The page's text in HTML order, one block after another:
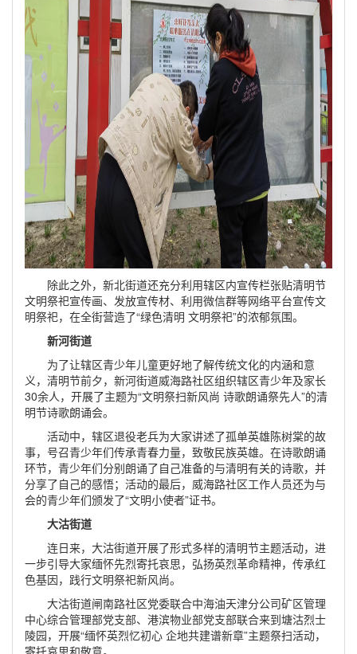
除此之外，新北街道还充分利用辖区内宣传栏张贴清明节
文明祭祀宣传画、发放宣传材、利用微信群等网络平台宣传文
明祭祀，在全街营造了“绿色清明 文明祭祀”的浓郁氛围。
新河街道
为了让辖区青少年儿童更好地了解传统文化的内涵和意
义，清明节前夕，新河街道威海路社区组织辖区青少年及家长
30余人，开展了主题为“文明祭扫新风尚 诗歌朗诵祭先人”的清
明节诗歌朗诵会。
活动中，辖区退役老兵为大家讲述了孤单英雄陈树棠的故
事，号召青少年们传承青春力量，致敬民族英雄。在诗歌朗诵
环节，青少年们分别朗诵了自己准备的与清明有关的诗歌，并
分享了自己的感悟；活动的最后，威海路社区工作人员还为与
会的青少年们颁发了“文明小使者”证书。
大沽街道
连日来，大沽街道开展了形式多样的清明节主题活动，进
一步引导大家缅怀先烈寄托哀思，弘扬英烈革命精神，传承红
色基因，践行文明祭祀新风尚。
大沽街道闸南路社区党委联合中海油天津分公司矿区管理
中心综合管理部党支部、港滨物业部党支部联合来到塘沽烈士
陵园，开展“缅怀英烈忆初心 企地共建谱新章”主题祭扫活动，